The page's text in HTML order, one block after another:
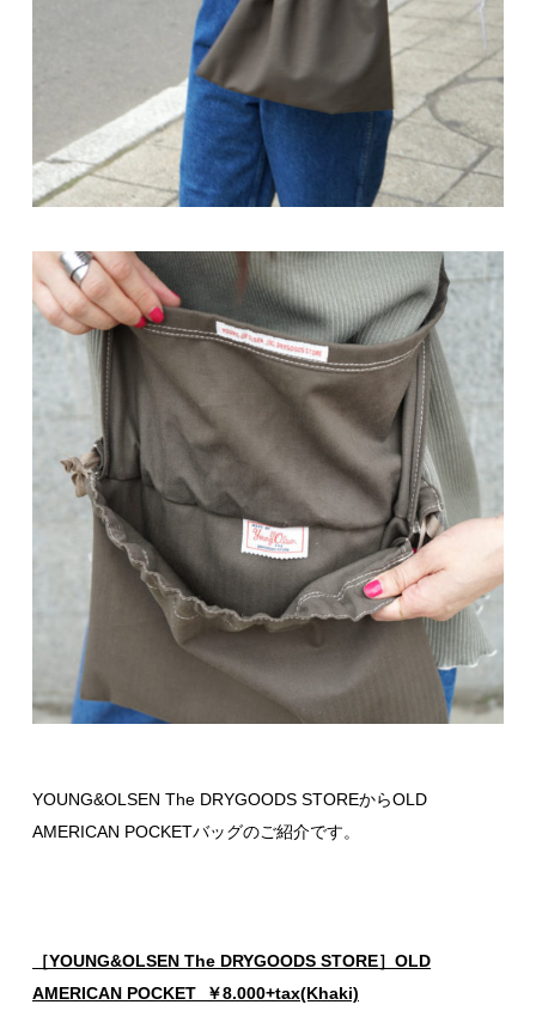
YOUNG&OLSEN The DRYGOODS STOREからOLD
AMERICAN POCKETバッグのご紹介です。
［YOUNG&OLSEN The DRYGOODS STORE］OLD
AMERICAN POCKET ￥8.000+tax(Khaki)